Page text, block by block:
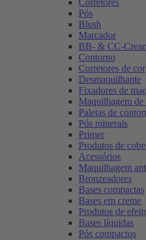
Corretores
Pós
Blush
Marcador
BB- & CC-
Contorno
Corretores de cor
Desmaquilhante
Fixadores de
Maquilhagem de
Paletas de
Pós minerais
Primer
Produtos de
Acessórios
Maquilhagem
Bronzeadores
Bases compactas
Bases em creme
Produtos de
Bases líquidas
Pós compactos